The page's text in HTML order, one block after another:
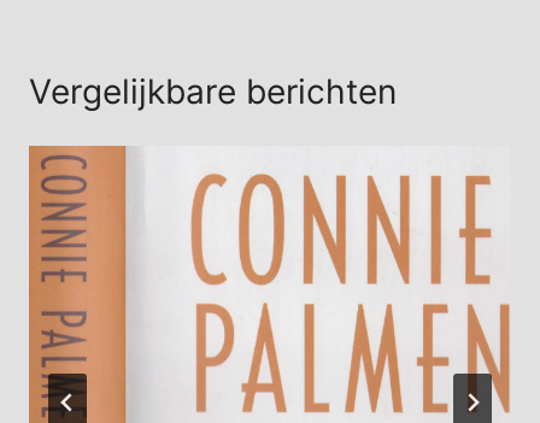
Vergelijkbare berichten